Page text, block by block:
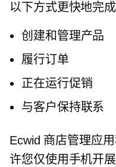
以下方式更快地完成
创建和管理产品
履行订单
正在运行促销
与客户保持联系
Ecwid 商店管理应
许您仅使用手机开